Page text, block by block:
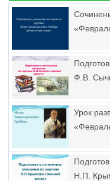
Ф.В.
Урок
Н.П.